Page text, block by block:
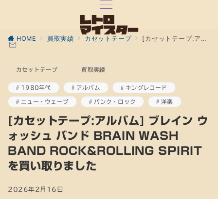
HOME 買取実績 カセットテープ [カセットテープ:アルバム] ブレイン ウォッシュ バンド BRAIN WASH BAND ROCK&ROLLING SPIRIT を買い取りました
カセットテープ 買取実績
1980年代 アルバム キングレコード
ニュー・ウェーブ パンク・ロック 洋楽
[カセットテープ:アルバム] ブレイン ウ
ォッシュ バンド BRAIN WASH
BAND ROCK&ROLLING SPIRIT
を買い取りました
2026年2月16日